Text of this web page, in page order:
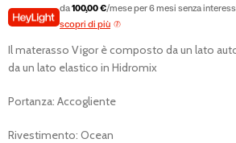
da100,00 €/mese per 6 mesi senza
scopri di più
Il materasso Vigor è composto da un lato
da un lato elastico in Hidromix
Portanza: Accogliente
Rivestimento: Ocean